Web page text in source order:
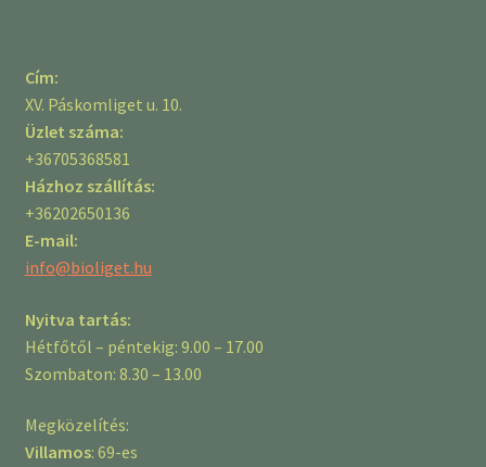
Cím:
XV. Páskomliget u. 10.
Üzlet száma:
+36705368581
Házhoz szállítás:
+36202650136
E-mail:
info@bioliget.hu
Nyitva tartás:
Hétfőtől – péntekig: 9.00 – 17.00
Szombaton: 8.30 – 13.00
Megközelítés:
Villamos: 69-es